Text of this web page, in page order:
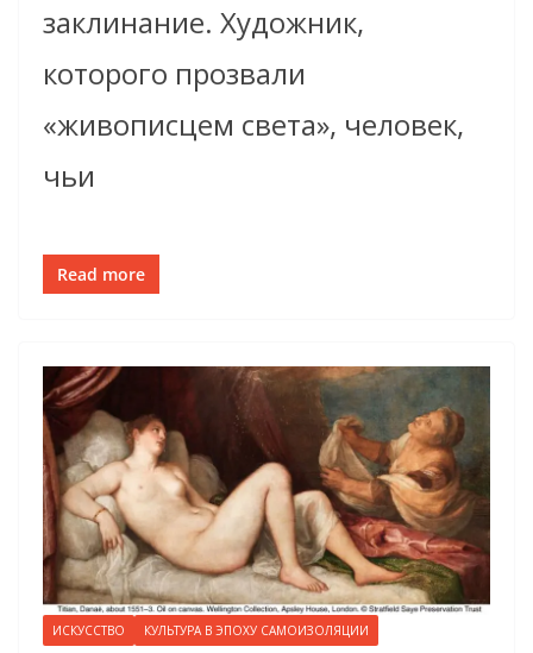
заклинание. Художник,
которого прозвали
«живописцем света», человек,
чьи
Read more
ИСКУССТВО КУЛЬТУРА В ЭПОХУ САМОИЗОЛЯЦИИ